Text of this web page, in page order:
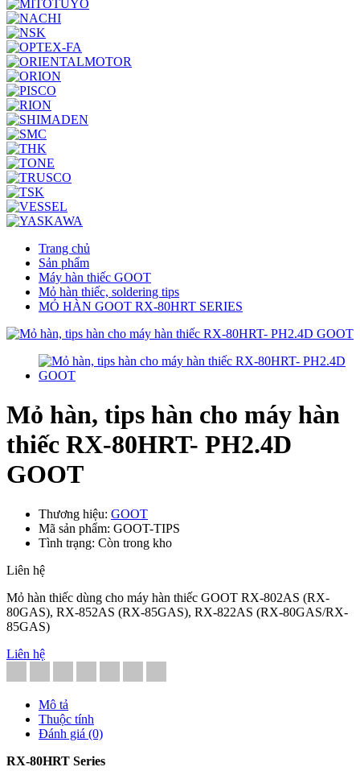
Trang chủ
Sản phẩm
Máy hàn thiếc GOOT
Mỏ hàn thiếc, soldering tips
MỎ HÀN GOOT RX-80HRT SERIES
Mỏ hàn, tips hàn cho máy hàn
thiếc RX-80HRT- PH2.4D
GOOT
Thương hiệu: GOOT
Mã sản phẩm: GOOT-TIPS
Tình trạng: Còn trong kho
Liên hệ
Mỏ hàn thiếc dùng cho máy hàn thiếc GOOT RX-802AS (RX-
80GAS), RX-852AS (RX-85GAS), RX-822AS (RX-80GAS/RX-
85GAS)
Liên hệ
Mô tả
Thuộc tính
Đánh giá (0)
RX-80HRT Series